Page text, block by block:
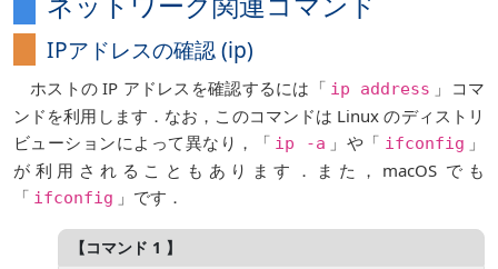
IPアドレスの確認 (ip)
ホストの IP アドレスを確認するには「 ip address 」コマ
ンドを利用します．なお，このコマンドは Linux のディストリ
ビューションによって異なり，「 ip -a 」や「 ifconfig 」
が利用されることもあります．また，macOS でも
「 ifconfig 」です．